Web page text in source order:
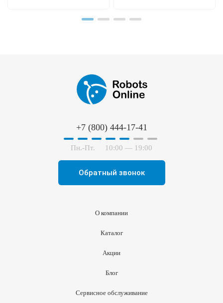
О компании
Каталог
Акции
Блог
Сервисное обслуживание
+7 (800) 444-17-41
Пн.-Пт. 10:00 — 19:00
Обратный звонок